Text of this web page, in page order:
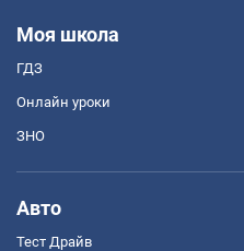
Моя школа
ГДЗ
Онлайн уроки
ЗНО
Авто
Тест Драйв